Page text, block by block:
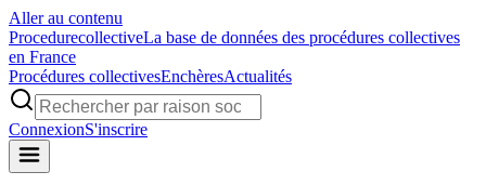
Aller au contenu
ProcedurecollectiveLa base de données des procédures collectives
en France
Procédures collectivesEnchèresActualités
ConnexionS'inscrire